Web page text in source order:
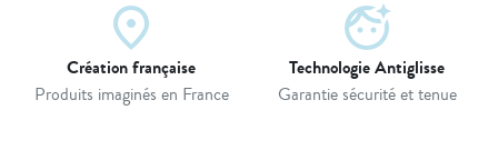
place
Création française
Produits imaginés en France
face_retouching_natural
Technologie Antiglisse
Garantie sécurité et tenue